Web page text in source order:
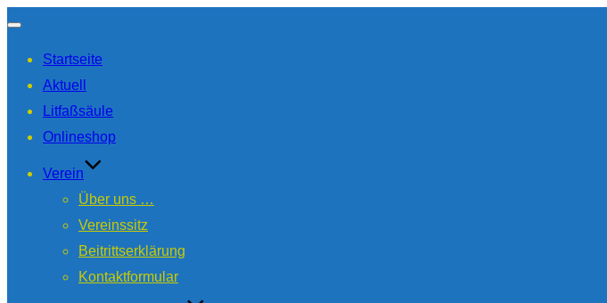
umschalten
Startseite
Aktuell
Litfaßsäule
Onlineshop
Verein
Über uns …
Vereinssitz
Beitrittserklärung
Kontaktformular